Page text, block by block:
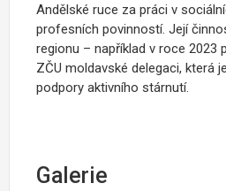
Andělské ruce za práci v
profesních povinností. Její
regionu – například v roce 2023
ZČU moldavské delegaci, která
podpory aktivního stárnutí.
Galerie